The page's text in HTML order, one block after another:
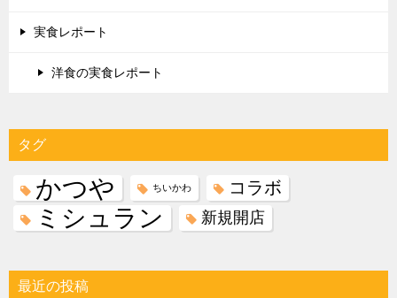
実食レポート
洋食の実食レポート
タグ
かつや ちいかわ コラボ
ミシュラン 新規開店
最近の投稿